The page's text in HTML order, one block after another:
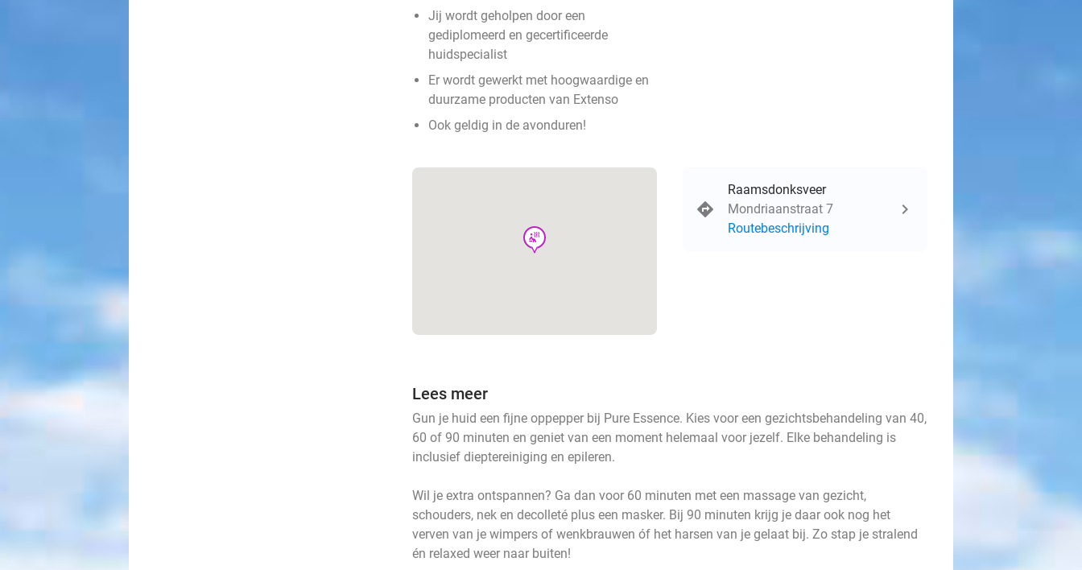
Jij wordt geholpen door een
gediplomeerd en gecertificeerde
huidspecialist
Er wordt gewerkt met hoogwaardige en
duurzame producten van Extenso
Ook geldig in de avonduren!
wellness
Raamsdonksveer
Mondriaanstraat 7
Routebeschrijving
Lees meer
Gun je huid een fijne oppepper bij Pure Essence. Kies voor een gezichtsbehandeling van 40,
60 of 90 minuten en geniet van een moment helemaal voor jezelf. Elke behandeling is
inclusief dieptereiniging en epileren.
Wil je extra ontspannen? Ga dan voor 60 minuten met een massage van gezicht,
schouders, nek en decolleté plus een masker. Bij 90 minuten krijg je daar ook nog het
verven van je wimpers of wenkbrauwen óf het harsen van je gelaat bij. Zo stap je stralend
én relaxed weer naar buiten!